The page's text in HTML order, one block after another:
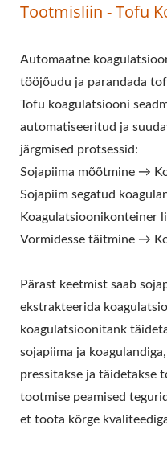
MASIN,
TOFU
MASIN,
TOFU
TOFU
PRAETUD
MASIN,
TOFU
Tootmisliin - Tofu
Automaatne
tööjõudu ja parandada
Tofu koagulatsiooni
automatiseeritud ja
järgmised protsessid:
Sojapiima mõõtmine →
Sojapiim segatud
Vormidesse täitmine →
Pärast keetmist saab
ekstrakteerida
koagulatsioonitank
sojapiima ja
pressitakse ja täidetakse
tootmise peamised
et toota kõrge